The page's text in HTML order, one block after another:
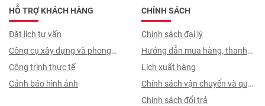
HỖ TRỢ KHÁCH HÀNG
Đặt lịch tư vấn
Công cụ xây dựng và phong
thuỷ
Công trình thực tế
Cảnh báo hình ảnh
CHÍNH SÁCH
Chính sách đại lý
Hướng dẫn mua hàng, thanh
toán, quy trình ký hợp đồng
Lịch xuất hàng
Chính sách vận chuyển và quy
trình giao nhận
Chính sách đổi trả